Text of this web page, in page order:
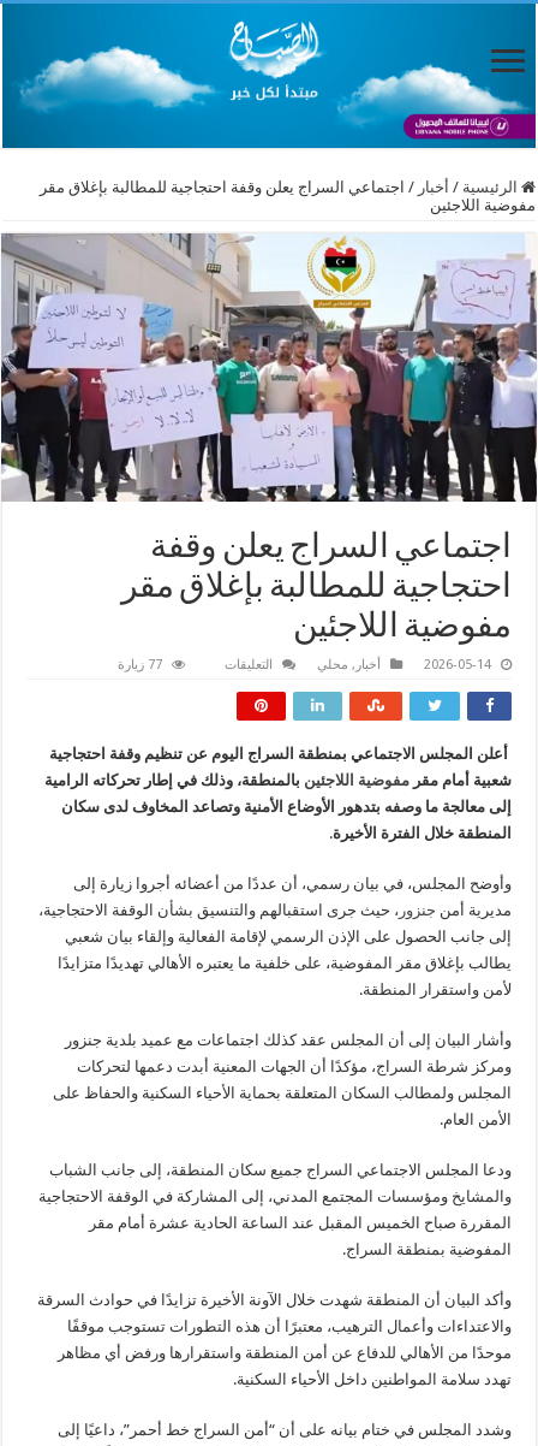
الرئيسية / أخبار / اجتماعي السراج يعلن وقفة احتجاجية للمطالبة بإغلاق مقر
مفوضية اللاجئين
اجتماعي السراج يعلن وقفة
احتجاجية للمطالبة بإغلاق مقر
مفوضية اللاجئين
2026-05-14 أخبار , محلي التعليقات
للمطالبة
بإغلاق
مقر
مفوضية
77 زيارة
أعلن المجلس الاجتماعي بمنطقة السراج اليوم عن تنظيم وقفة احتجاجية
شعبية أمام مقرمفوضية اللاجئين بالمنطقة، وذلك في إطار تحركاته الرامية
إلى معالجة ما وصفه بتدهور الأوضاع الأمنية وتصاعد المخاوف لدى سكان
المنطقة خلال الفترة الأخيرة.
وأوضح المجلس، في بيان رسمي، أن عددًا من أعضائه أجروا زيارة إلى
مديرية أمن جنزور ، حيث جرى استقبالهم والتنسيق بشأن الوقفة الاحتجاجية،
إلى جانب الحصول على الإذن الرسمي لإقامة الفعالية وإلقاء بيان شعبي
يطالب بإغلاق مقر المفوضية، على خلفية ما يعتبره الأهالي تهديدًا متزايدًا
لأمن واستقرار المنطقة.
وأشار البيان إلى أن المجلس عقد كذلك اجتماعات مع عميد بلدية جنزور
ومركز شرطة السراج، مؤكدًا أن الجهات المعنية أبدت دعمها لتحركات
المجلس ولمطالب السكان المتعلقة بحماية الأحياء السكنية والحفاظ على
الأمن العام.
ودعا المجلس الاجتماعي السراج جميع سكان المنطقة، إلى جانب الشباب
والمشايخ ومؤسسات المجتمع المدني، إلى المشاركة في الوقفة الاحتجاجية
المقررة صباح الخميس المقبل عند الساعة الحادية عشرة أمام مقر
المفوضية بمنطقة السراج.
وأكد البيان أن المنطقة شهدت خلال الآونة الأخيرة تزايدًا في حوادث السرقة
والاعتداءات وأعمال الترهيب، معتبرًا أن هذه التطورات تستوجب موقفًا
موحدًا من الأهالي للدفاع عن أمن المنطقة واستقرارها ورفض أي مظاهر
تهدد سلامة المواطنين داخل الأحياء السكنية.
وشدد المجلس في ختام بيانه على أن “أمن السراج خط أحمر”، داعيًا إلى